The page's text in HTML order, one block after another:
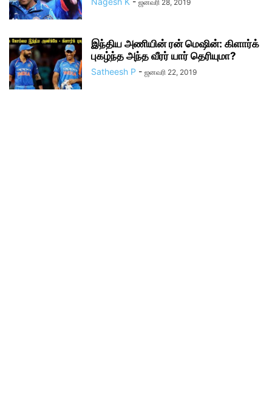
ஜனவரி 28, 2019
இந்திய அணியின் ரன் மெஷின்: கிளார்க்
புகழ்ந்த அந்த வீரர் யார் தெரியுமா?
Satheesh P - ஜனவரி 22, 2019